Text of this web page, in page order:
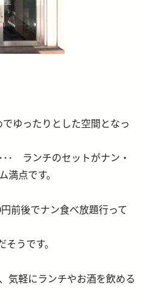
ゆったりとした空間となっ
･ ランチのセットがナン・
満点です。
前後でナン食べ放題行って
うです。
気軽にランチやお酒を飲める